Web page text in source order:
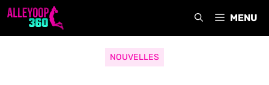
Aller
MENU
NOUVELLES